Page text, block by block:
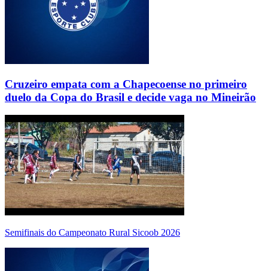
Cruzeiro empata com a Chapecoense no primeiro
duelo da Copa do Brasil e decide vaga no Mineirão
Semifinais do Campeonato Rural Sicoob 2026